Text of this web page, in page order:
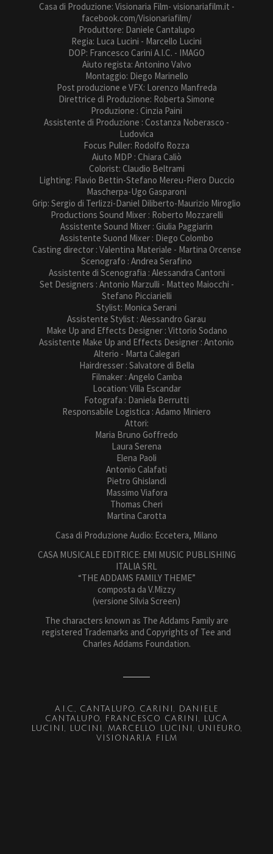
Casa di Produzione: Visionaria Film- visionariafilm.it -
facebook.com/Visionariafilm/
Produttore: Daniele Cantalupo
Regia: Luca Lucini - Marcello Lucini
DOP: Francesco Carini A.I.C. - IMAGO
Aiuto regista: Antonino Valvo
Montaggio: Diego Marinello
Post produzione e VFX: Lorenzo Manfreda
Direttrice di Produzione: Roberta Simone
Produzione : Cinzia Paini
Assistente di Produzione : Costanza Noberasco -
Ludovica
Focus Puller: Rodolfo Rozza
Aiuto MDP : Chiara Caliò
Colorist: Claudio Beltrami
Lighting: Flavio Bettin-Stefano Mereu-Piero Duccio
Mascherpa-Ugo Gasparoni
Grip: Sergio di Terlizzi-Daniel Diliberto-Maurizio Miroglio
Productions Sound Mixer : Roberto Mozzarelli
Assistente Sound Mixer : Giulia Paggiarin
Assistente Suond Mixer : Diego Colombo
Casting director : Valentina Materiale - Martina Orcense
Scenografo : Andrea Serafino
Assistente di Scenografia : Alessandra Cantoni
Set Designers : Antonio Marzulli - Matteo Maiocchi -
Stefano Picciarielli
Stylist: Monica Serani
Assistente Stylist : Alessandro Garau
Make Up and Effects Designer : Vittorio Sodano
Assistente Make Up and Effects Designer : Antonio
Alterio - Marta Calegari
Hairdresser : Salvatore di Bella
Filmaker : Angelo Camba
Location: Villa Escandar
Fotografa : Daniela Berrutti
Responsabile Logistica : Adamo Miniero
Attori:
Maria Bruno Goffredo
Laura Serena
Elena Paoli
Antonio Calafati
Pietro Ghislandi
Massimo Viafora
Thomas Cheri
Martina Carotta
Casa di Produzione Audio: Eccetera, Milano
CASA MUSICALE EDITRICE: EMI MUSIC PUBLISHING
ITALIA SRL
“THE ADDAMS FAMILY THEME”
composta da V.Mizzy
(versione Silvia Screen)
The characters known as The Addams Family are
registered Trademarks and Copyrights of Tee and
Charles Addams Foundation.
A.I.C. CANTALUPO CARINI
DANIELE
CANTALUPO
FRANCESCO CARINI
LUCA
LUCINI
LUCINI MARCELLO LUCINI
UNIEURO
VISIONARIA FILM